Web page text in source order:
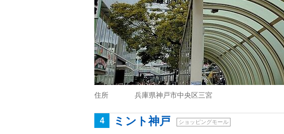
住所 兵庫県神戸市中央区三宮
4 ミント神戸 ショッピングモール